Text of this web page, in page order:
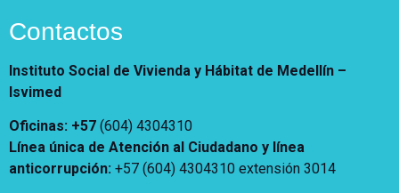
Contactos
Instituto Social de Vivienda y Hábitat de Medellín –
Isvimed
Oficinas: +57 (604) 4304310
Línea única de Atención al Ciudadano y línea
anticorrupción: +57 (604) 4304310 extensión 3014